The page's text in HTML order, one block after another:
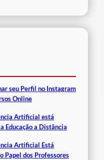
seu Perfil no Instagram
Online
Artificial está
Educação a Distância
Artificial Está
Papel dos Professores